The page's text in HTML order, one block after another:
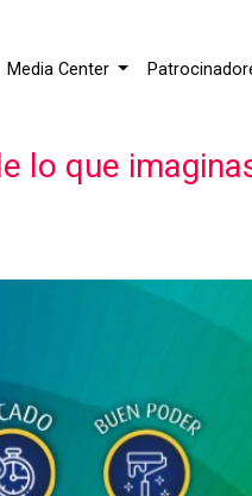
Media Center
lo que